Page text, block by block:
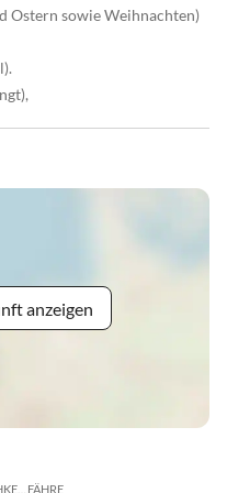
Ostern sowie Weihnachten)
anzeigen
EINKAUFSMÖGLICHKEIT FÄHRE